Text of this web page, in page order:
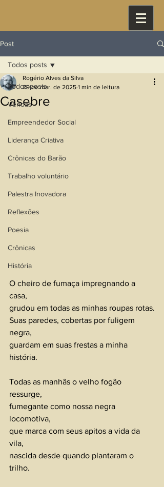
Post
Todos posts
Vendas
Empreendedor Social
Liderança Criativa
Crônicas do Barão
Trabalho voluntário
Palestra Inovadora
Reflexões
Poesia
Crônicas
História
Todos posts
Casebre
Rogério Alves da Silva
29 de mar. de 2025 1 min de leitura
O cheiro de fumaça impregnando a
casa,
grudou em todas as minhas roupas rotas.
Suas paredes, cobertas por fuligem
negra,
guardam em suas frestas a minha
história.
Todas as manhãs o velho fogão
ressurge,
fumegante como nossa negra
locomotiva,
que marca com seus apitos a vida da
vila,
nascida desde quando plantaram o
trilho.